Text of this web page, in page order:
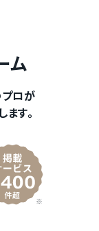
ム
ロが
す。